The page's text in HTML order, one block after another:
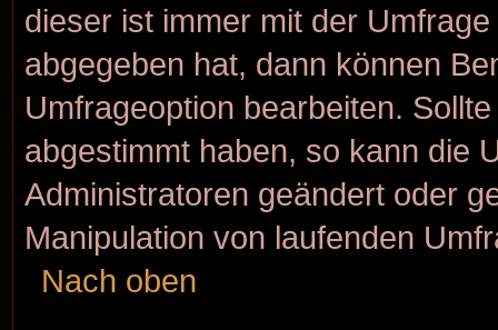
dieser ist immer mit der
abgegeben hat, dann können
Umfrageoption bearbeiten.
abgestimmt haben, so kann die
Administratoren geändert oder
Manipulation von laufenden
Nach oben